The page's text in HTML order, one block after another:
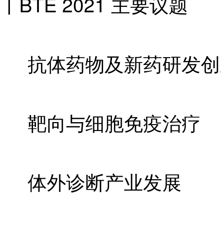
抗体药物及新药研发
靶向与细胞免疫治疗
体外诊断产业发展